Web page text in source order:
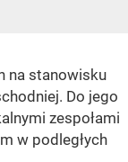
na stanowisku
Do jego
zespołami
w podległych